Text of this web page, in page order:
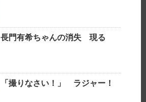
長門有希ちゃんの消失 現る
「撮りなさい！」 ラジャー！